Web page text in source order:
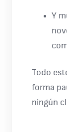
Y
Todo
forma
ningún